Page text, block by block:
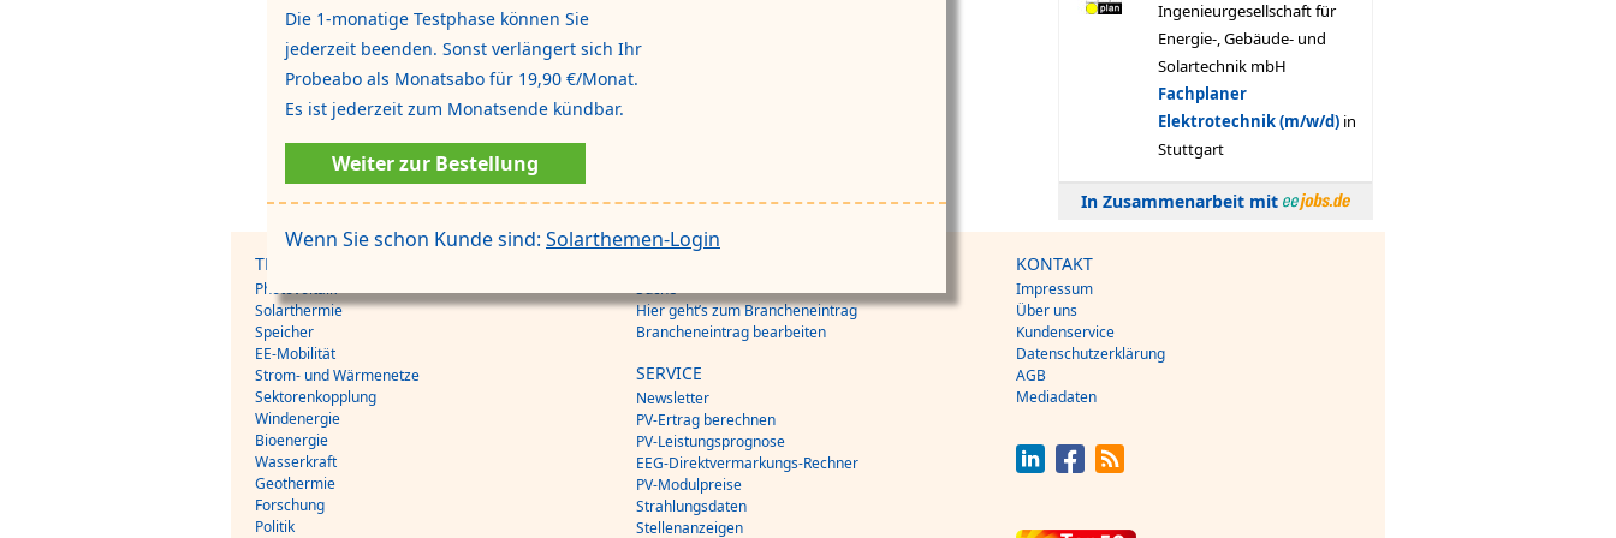
Die 1-monatige Testphase können Sie
jederzeit beenden. Sonst verlängert sich Ihr
Probeabo als Monatsabo für 19,90 €/Monat.
Es ist jederzeit zum Monatsende kündbar.
Weiter zur Bestellung
Wenn Sie schon Kunde sind: Solarthemen-Login
In Zusammenarbeit mit
THEMEN
Photovoltaik
Solarthermie
Speicher
EE-Mobilität
Strom- und Wärmenetze
Sektorenkopplung
Windenergie
Bioenergie
Wasserkraft
Geothermie
Forschung
Politik
Suche
Hier geht’s zum Brancheneintrag
Brancheneintrag bearbeiten
SERVICE
Newsletter
PV-Ertrag berechnen
PV-Leistungsprognose
EEG-Direktvermarkungs-Rechner
PV-Modulpreise
Strahlungsdaten
Stellenanzeigen
KONTAKT
Impressum
Über uns
Kundenservice
Datenschutzerklärung
AGB
Mediadaten